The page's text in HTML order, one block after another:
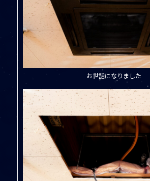
お世話になりました